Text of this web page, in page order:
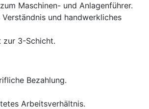
Maschinen- und Anlagenführer.
und handwerkliches
zur 3-Schicht.
Bezahlung.
Arbeitsverhältnis.